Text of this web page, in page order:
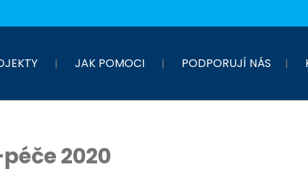
JAK POMOCI PODPORUJÍ NÁS
2020